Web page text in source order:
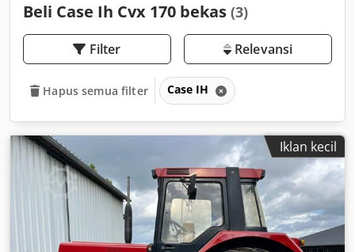
Beli Case Ih Cvx 170 bekas (3)
Filter Relevansi
Hapus semua filter Case IH
Iklan kecil